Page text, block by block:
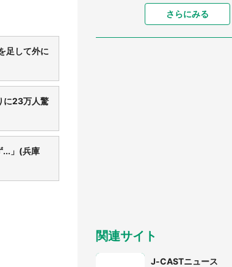
足して外に
に23万人驚
...」(兵庫
ドル高い」
あまりにも四角すぎる
る 「これもう座布団だ
ンの耳」と1.4万人困惑
求めると、住人の男性が
さらにみる
関連サイト
J-CASTニュース